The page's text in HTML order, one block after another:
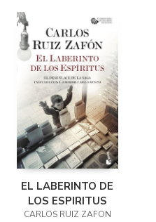
EL LABERINTO DE
LOS ESPIRITUS
CARLOS RUIZ ZAFON